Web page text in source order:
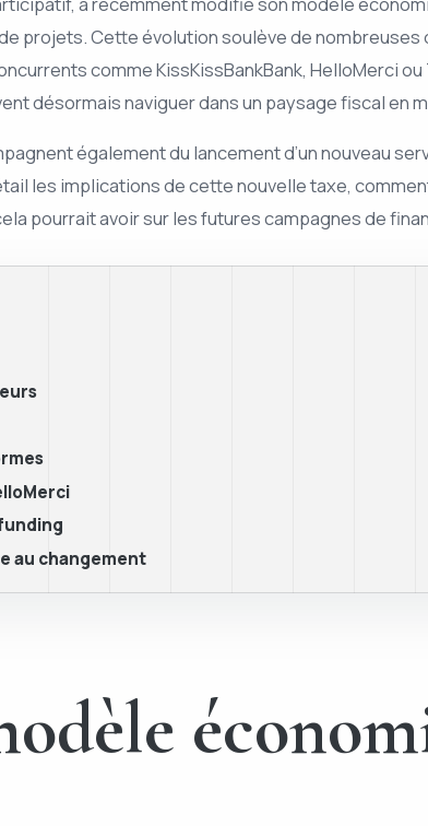
projets. Cette évolution soulève de nombreuses
comme KissKissBankBank, HelloMerci
désormais naviguer dans un paysage fiscal en
également du lancement d’un nouveau
les implications de cette nouvelle taxe,
pourrait avoir sur les futures campagnes de
au changement